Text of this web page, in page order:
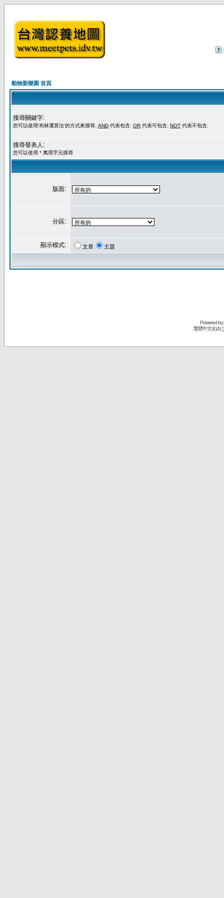
動物新樂園 首頁
搜尋關鍵字:
您可以使用'布林運算法'的方式來搜尋. AND 代表包含. OR 代表可包含. NOT 代表不包含.
搜尋發表人:
您可以使用 * 萬用字元搜尋
版面:
分區:
顯示模式: 文章 主題
Powered by
繁體中文化由